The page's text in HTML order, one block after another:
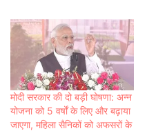
मोदी सरकार की दो बड़ी घोषणा: अन्न
योजना को 5 वर्षों के लिए और बढ़ाया
जाएगा, महिला सैनिकों को अफसरों के